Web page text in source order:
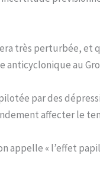
très perturbée,
anticyclonique au
par des
affecter le
appelle « l’effet